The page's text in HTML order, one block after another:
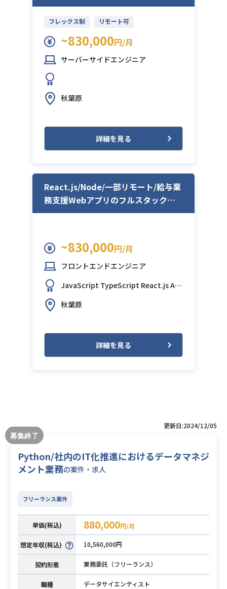
フレックス制 リモート可
~830,000円/月
サーバーサイドエンジニア
秋葉原
詳細を見る
React.js/Node/一部リモート/給与業
務支援Webアプリのフルスタック開
発
~830,000円/月
フロントエンドエンジニア
JavaScript TypeScript React.jsAW
秋葉原
詳細を見る
更新日:2024/12/05
Python/社内のIT化推進におけるデータマネジ
メント業務の案件・求人
フリーランス案件
単価(税込) 880,000円/月
想定年収(税込) 10,560,000円
契約形態 業務委託（フリーランス）
職種 データサイエンティスト